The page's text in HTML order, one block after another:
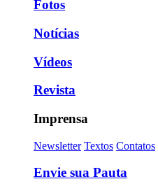
Fotos
Notícias
Vídeos
Revista
Imprensa
Newsletter Textos Contatos
Envie sua Pauta